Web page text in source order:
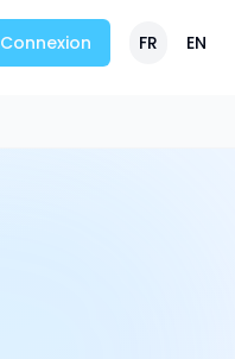
Connexion FR EN